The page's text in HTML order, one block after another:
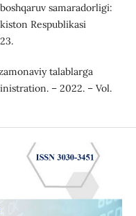
samaradorligi:
Respublikasi
talablarga
– 2022. – Vol.